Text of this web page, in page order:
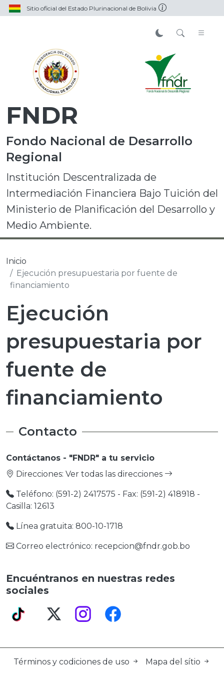
Sitio oficial del Estado Plurinacional de Bolivia
FNDR
Fondo Nacional de Desarrollo
Regional
Institución Descentralizada de
Intermediación Financiera Bajo Tuición del
Ministerio de Planificación del Desarrollo y
Medio Ambiente.
Inicio
Ejecución presupuestaria por fuente de
financiamiento
Ejecución
presupuestaria por
fuente de
financiamiento
Contacto
Contáctanos - "FNDR" a tu servicio
Direcciones: Ver todas las direcciones
Teléfono: (591-2) 2417575 - Fax: (591-2) 418918 -
Casilla: 12613
Línea gratuita: 800-10-1718
Correo electrónico: recepcion@fndr.gob.bo
Encuéntranos en nuestras redes
sociales
Términos y codiciones de uso Mapa del sítio